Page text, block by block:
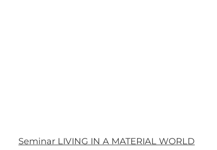
Seminar LIVING IN A MATERIAL WORLD